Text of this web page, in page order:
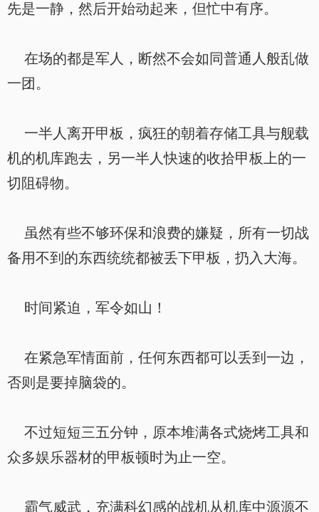
先是一静，然后开始动起来，但忙中有序。
在场的都是军人，断然不会如同普通人般乱做
一团。
一半人离开甲板，疯狂的朝着存储工具与舰载
机的机库跑去，另一半人快速的收拾甲板上的一
切阻碍物。
虽然有些不够环保和浪费的嫌疑，所有一切战
备用不到的东西统统都被丢下甲板，扔入大海。
时间紧迫，军令如山！
在紧急军情面前，任何东西都可以丢到一边，
否则是要掉脑袋的。
不过短短三五分钟，原本堆满各式烧烤工具和
众多娱乐器材的甲板顿时为止一空。
霸气威武，充满科幻感的战机从机库中源源不